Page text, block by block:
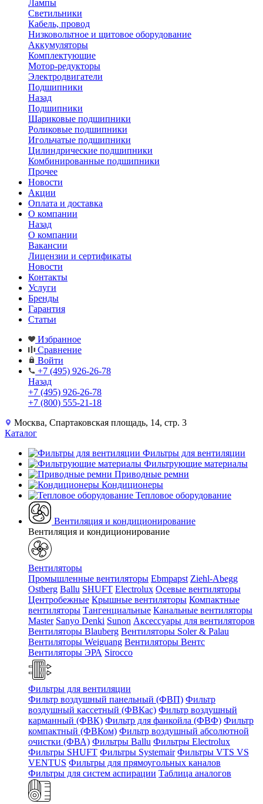
Лампы
Светильники
Кабель, провод
Низковольтное и щитовое оборудование
Аккумуляторы
Комплектующие
Мотор-редукторы
Электродвигатели
Подшипники
Назад
Подшипники
Шариковые подшипники
Роликовые подшипники
Игольчатые подшипники
Цилиндрические подшипники
Комбинированные подшипники
Прочее
Новости
Акции
Оплата и доставка
О компании
Назад
О компании
Вакансии
Лицензии и сертификаты
Новости
Контакты
Услуги
Бренды
Гарантия
Статьи
Избранное
Сравнение
Войти
+7 (495) 926-26-78
Назад
+7 (495) 926-26-78
+7 (800) 555-21-18
Москва, Спартаковская площадь, 14, стр. 3
Каталог
Фильтры для вентиляции
Фильтрующие материалы
Приводные ремни
Кондиционеры
Тепловое оборудование
Вентиляция и кондиционирование
Вентиляция и кондиционирование
Вентиляторы
Промышленные вентиляторы Ebmpapst Ziehl-Abegg
Ostberg Ballu SHUFT Electrolux Осевые вентиляторы
Центробежные Крышные вентиляторы Компактные
вентиляторы Тангенциальные Канальные вентиляторы
Master Sanyo Denki Sunon Аксессуары для вентиляторов
Вентиляторы Blauberg Вентиляторы Soler & Palau
Вентиляторы Weiguang Вентиляторы Вентс
Вентиляторы ЭРА Sirocco
Фильтры для вентиляции
Фильтр воздушный панельный (ФВП) Фильтр
воздушный кассетный (ФВКас) Фильтр воздушный
карманный (ФВК) Фильтр для фанкойла (ФВФ) Фильтр
компактный (ФВКом) Фильтр воздушный абсолютной
очистки (ФВА) Фильтры Ballu Фильтры Electrolux
Фильтры SHUFT Фильтры Systemair Фильтры VTS VS
VENTUS Фильтры для прямоугольных каналов
Фильтры для систем аспирации Таблица аналогов